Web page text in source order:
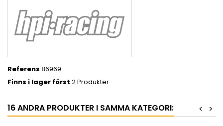
Referens 86969
Finns i lager först 2 Produkter
16 ANDRA PRODUKTER I SAMMA KATEGORI: >
<